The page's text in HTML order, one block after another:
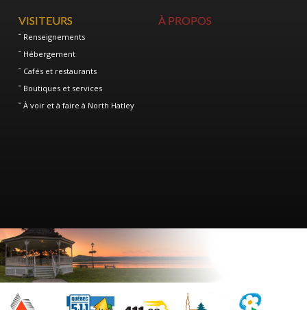
VISITEURS
Renseignements
Hébergement
Cafés et restaurants
Boutiques et services
À voir et à faire à North Hatley
À PROPOS